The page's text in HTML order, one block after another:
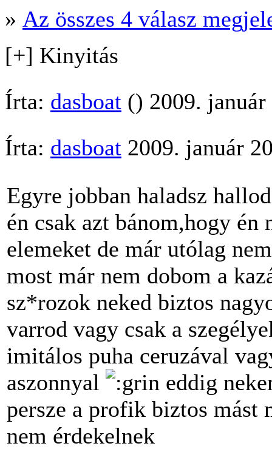
» Az összes 4 válasz
[+] Kinyitás
Írta: dasboat () 2009.
Írta: dasboat 2009. január
Egyre jobban haladsz
én csak azt bánom,hogy
elemeket de már utólag
most már nem dobom a
sz*rozok neked biztos
varrod vagy csak a
imitálos puha ceruzával
aszonnyal
eddig
persze a profik biztos mást
nem érdekelnek